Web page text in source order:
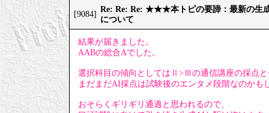
[9084]
Re: Re: Re: ★★★本トピの要諦：最新の生
について
結果が届きました。
AABの総合Aでした。
選択科目の傾向としてはⅡ>Ⅲの通信講座の採点
まだまだAI採点は試験後のエンタメ段階なのかも
おそらくギリギリ通過と思われるので、